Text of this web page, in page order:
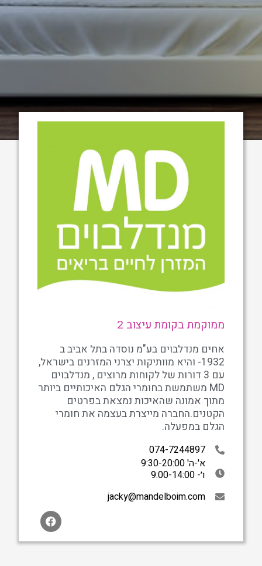
ממוקמת בקומת עיצוב 2
אחים מנדלבוים בע"מ נוסדה בתל אביב ב
1932- והיא מוותיקות יצרני המזרנים בישראל,
עם 3 דורות של לקוחות מרוצים , מנדלבוים
MD משתמשת בחומרי הגלם האיכותיים ביותר
מתוך אמונה שהאיכות נמצאת בפרטים
הקטנים.החברה מייצרת בעצמה את חומרי
הגלם במפעלה.
074-7244897
א'-ה' 9:30-20:00
ו׳- 9:00-14:00
jacky@mandelboim.com